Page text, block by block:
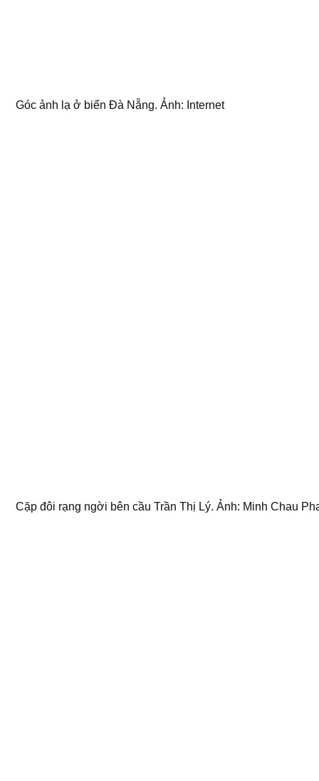
Góc ảnh lạ ở biển Đà Nẵng. Ảnh: Internet
Cặp đôi rạng ngời bên cầu Trần Thị Lý. Ảnh: Minh Chau